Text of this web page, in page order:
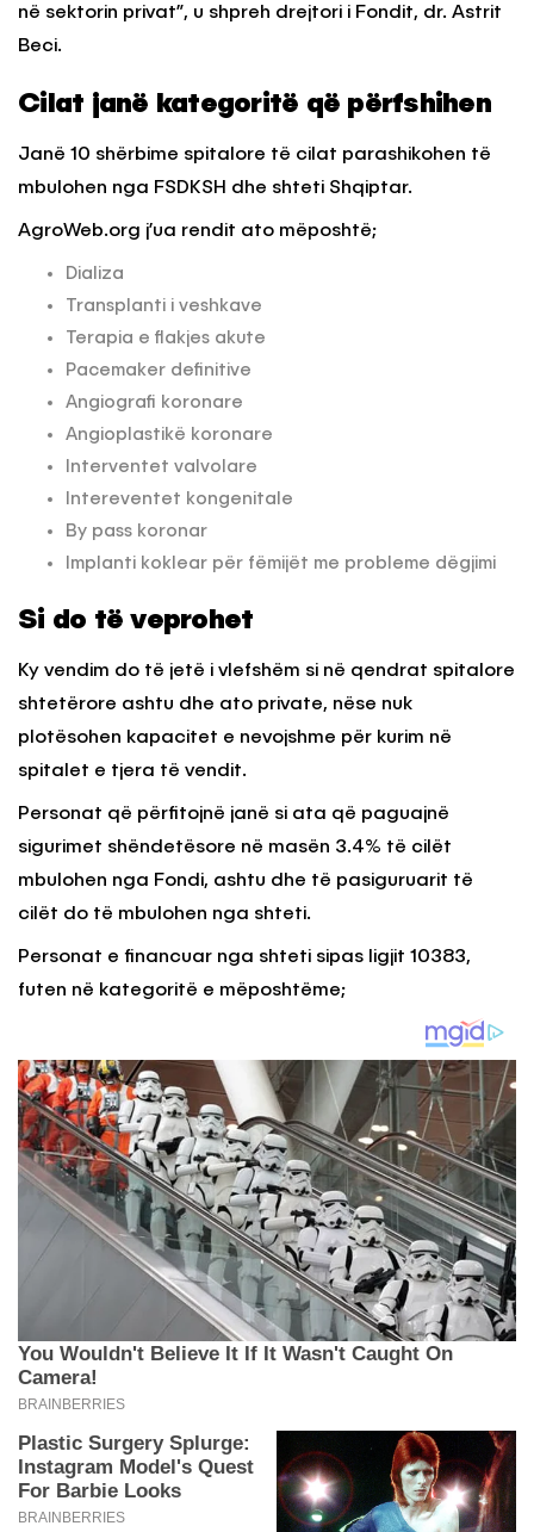
në sektorin privat”, u shpreh drejtori i Fondit, dr. Astrit
Beci.
Cilat janë kategoritë që përfshihen
Janë 10 shërbime spitalore të cilat parashikohen të
mbulohen nga FSDKSH dhe shteti Shqiptar.
AgroWeb.org j’ua rendit ato mëposhtë;
Dializa
Transplanti i veshkave
Terapia e flakjes akute
Pacemaker definitive
Angiografi koronare
Angioplastikë koronare
Interventet valvolare
Intereventet kongenitale
By pass koronar
Implanti koklear për fëmijët me probleme dëgjimi
Si do të veprohet
Ky vendim do të jetë i vlefshëm si në qendrat spitalore
shtetërore ashtu dhe ato private, nëse nuk
plotësohen kapacitet e nevojshme për kurim në
spitalet e tjera të vendit.
Personat që përfitojnë janë si ata që paguajnë
sigurimet shëndetësore në masën 3.4% të cilët
mbulohen nga Fondi, ashtu dhe të pasiguruarit të
cilët do të mbulohen nga shteti.
Personat e financuar nga shteti sipas ligjit 10383,
futen në kategoritë e mëposhtëme;